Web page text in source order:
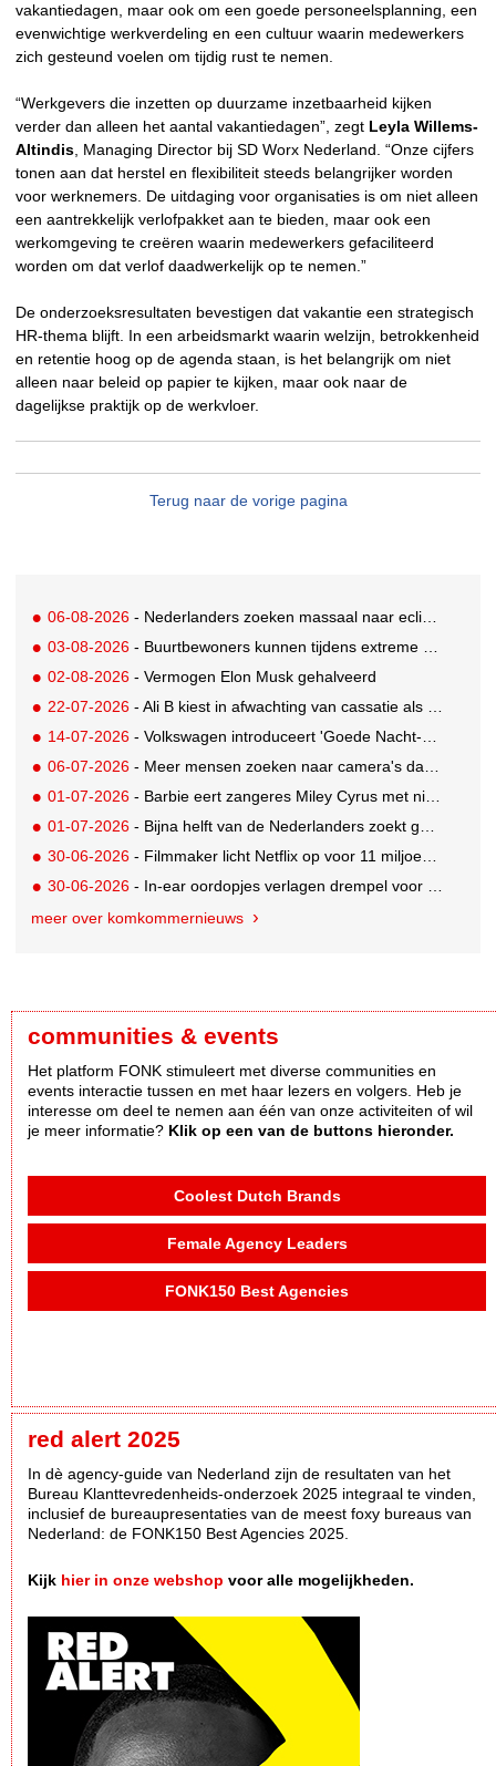
vakantiedagen, maar ook om een goede personeelsplanning, een
evenwichtige werkverdeling en een cultuur waarin medewerkers
zich gesteund voelen om tijdig rust te nemen.
“Werkgevers die inzetten op duurzame inzetbaarheid kijken
verder dan alleen het aantal vakantiedagen”, zegt Leyla Willems-
Altindis , Managing Director bij SD Worx Nederland. “Onze cijfers
tonen aan dat herstel en flexibiliteit steeds belangrijker worden
voor werknemers. De uitdaging voor organisaties is om niet alleen
een aantrekkelijk verlofpakket aan te bieden, maar ook een
werkomgeving te creëren waarin medewerkers gefaciliteerd
worden om dat verlof daadwerkelijk op te nemen.”
De onderzoeksresultaten bevestigen dat vakantie een strategisch
HR-thema blijft. In een arbeidsmarkt waarin welzijn, betrokkenheid
en retentie hoog op de agenda staan, is het belangrijk om niet
alleen naar beleid op papier te kijken, maar ook naar de
dagelijkse praktijk op de werkvloer.
Terug naar de vorige pagina
06-08-2026 - Nederlanders zoeken massaal naar eclipsbrillen op Marktplaats
03-08-2026 - Buurtbewoners kunnen tijdens extreme hitte terecht bij The Social Hub
02-08-2026 - Vermogen Elon Musk gehalveerd
22-07-2026 - Ali B kiest in afwachting van cassatie als spreker voor een nieuw podium
14-07-2026 - Volkswagen introduceert 'Goede Nacht-pakket' waarmee auto flexibele slaapruimte met airco wordt
06-07-2026 - Meer mensen zoeken naar camera's dankzij tv-programma Het Perfecte Plaatje
01-07-2026 - Barbie eert zangeres Miley Cyrus met nieuwe Signature Collector pop
01-07-2026 - Bijna helft van de Nederlanders zoekt goedkopere vakantie
30-06-2026 - Filmmaker licht Netflix op voor 11 miljoen dollar; 2,5 jaar celstraf
30-06-2026 - In-ear oordopjes verlagen drempel voor hoortoestellen, suggereren marktcijfers
meer over komkommernieuws
communities & events
Het platform FONK stimuleert met diverse communities en
events interactie tussen en met haar lezers en volgers. Heb je
interesse om deel te nemen aan één van onze activiteiten of wil
je meer informatie? Klik op een van de buttons hieronder.
Coolest Dutch Brands
Female Agency Leaders
FONK150 Best Agencies
red alert 2025
In dè agency-guide van Nederland zijn de resultaten van het
Bureau Klanttevredenheids-onderzoek 2025 integraal te vinden,
inclusief de bureaupresentaties van de meest foxy bureaus van
Nederland: de FONK150 Best Agencies 2025.
Kijk hier in onze webshop voor alle mogelijkheden.